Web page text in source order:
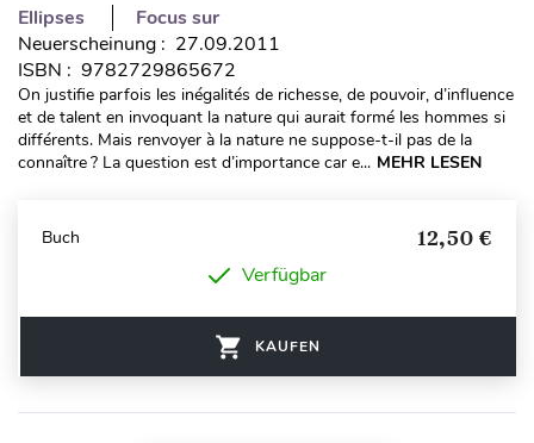
Ellipses
Focus sur
Neuerscheinung : 27.09.2011
ISBN : 9782729865672
On justifie parfois les inégalités de richesse, de pouvoir, d’influence
et de talent en invoquant la nature qui aurait formé les hommes si
différents. Mais renvoyer à la nature ne suppose-t-il pas de la
connaître ? La question est d’importance car e... MEHR LESEN
Buch 12,50 €
Verfügbar
KAUFEN